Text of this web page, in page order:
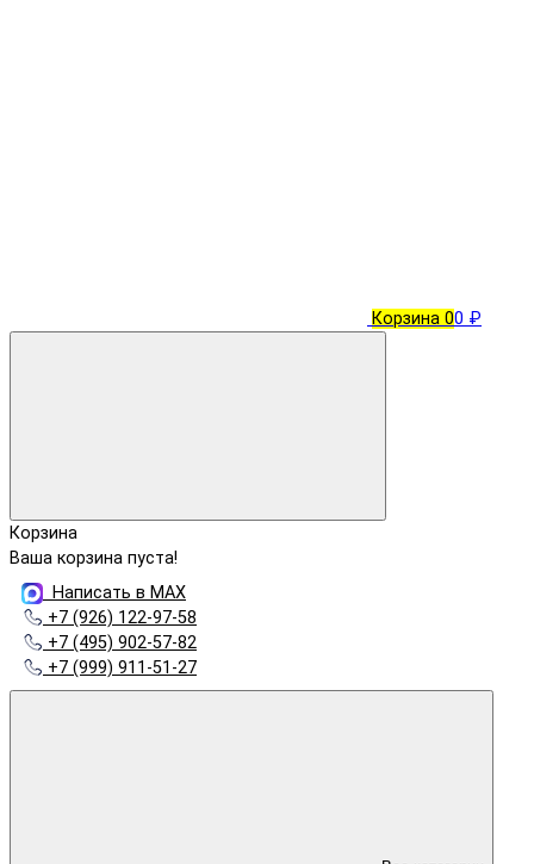
Корзина 00 ₽
Корзина
Ваша корзина пуста!
Написать в MAX
+7 (926) 122-97-58
+7 (495) 902-57-82
+7 (999) 911-51-27